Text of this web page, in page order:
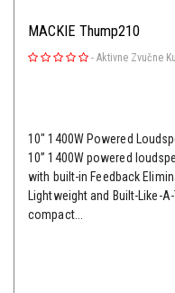
MACKIE Thump210
- Aktivne Zvučne
10" 1400W Powered
10” 1400W powered
with built-in Feedback
Lightweight and Built-Like-
compact...